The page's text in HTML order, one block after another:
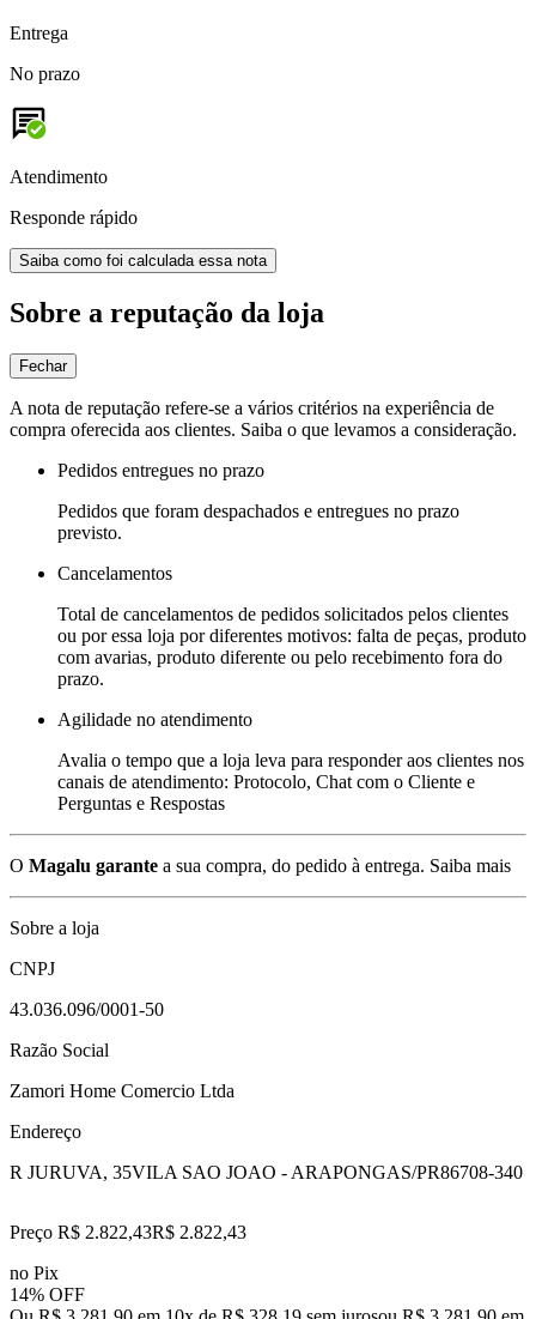
Entrega
No prazo
Atendimento
Responde rápido
Saiba como foi calculada essa nota
Sobre a reputação da loja
Fechar
A nota de reputação refere-se a vários critérios na experiência de
compra oferecida aos clientes. Saiba o que levamos a consideração.
Pedidos entregues no prazo
Pedidos que foram despachados e entregues no prazo
previsto.
Cancelamentos
Total de cancelamentos de pedidos solicitados pelos clientes
ou por essa loja por diferentes motivos: falta de peças, produto
com avarias, produto diferente ou pelo recebimento fora do
prazo.
Agilidade no atendimento
Avalia o tempo que a loja leva para responder aos clientes nos
canais de atendimento: Protocolo, Chat com o Cliente e
Perguntas e Respostas
O Magalu garante a sua compra, do pedido à entrega. Saiba mais
Sobre a loja
CNPJ
43.036.096/0001-50
Razão Social
Zamori Home Comercio Ltda
Endereço
R JURUVA, 35VILA SAO JOAO - ARAPONGAS/PR86708-340
Preço R$ 2.822,43R$ 2.822,43
no Pix
14% OFF